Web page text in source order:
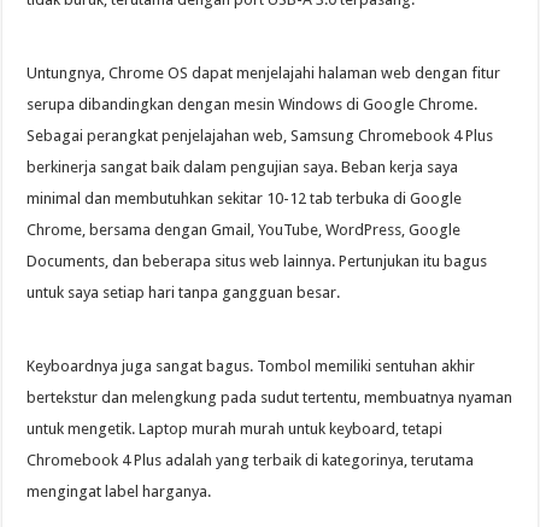
Untungnya, Chrome OS dapat menjelajahi halaman web dengan fitur
serupa dibandingkan dengan mesin Windows di Google Chrome.
Sebagai perangkat penjelajahan web, Samsung Chromebook 4 Plus
berkinerja sangat baik dalam pengujian saya. Beban kerja saya
minimal dan membutuhkan sekitar 10-12 tab terbuka di Google
Chrome, bersama dengan Gmail, YouTube, WordPress, Google
Documents, dan beberapa situs web lainnya. Pertunjukan itu bagus
untuk saya setiap hari tanpa gangguan besar.
Keyboardnya juga sangat bagus. Tombol memiliki sentuhan akhir
bertekstur dan melengkung pada sudut tertentu, membuatnya nyaman
untuk mengetik. Laptop murah murah untuk keyboard, tetapi
Chromebook 4 Plus adalah yang terbaik di kategorinya, terutama
mengingat label harganya.